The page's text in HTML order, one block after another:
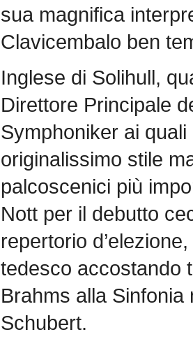
sua magnifica
Clavicembalo ben
Inglese di Solihull,
Direttore Principale
Symphoniker ai
originalissimo stile
palcoscenici più
Nott per il debutto
repertorio
tedesco accostando
Brahms alla Sinfonia
Schubert.